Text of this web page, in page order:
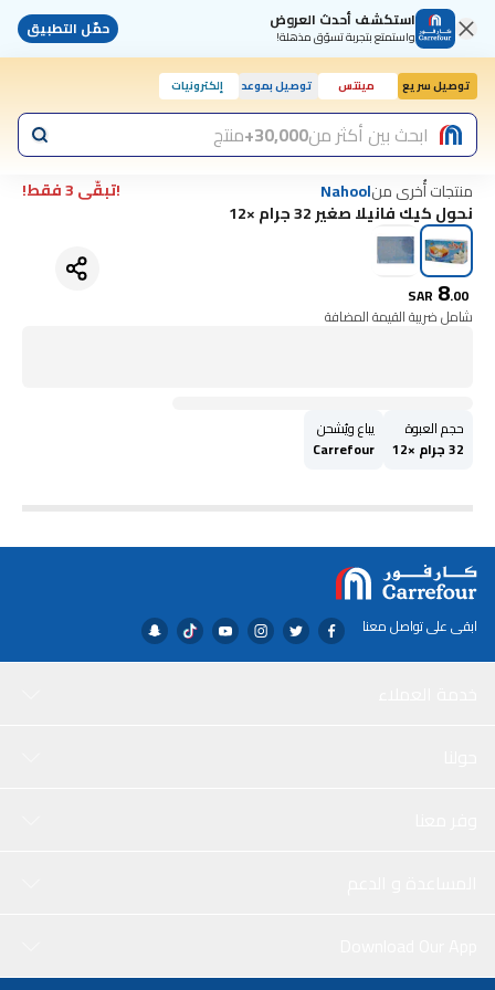
استكشف أحدث العروض
واستمتع بتجربة تسوّق مذهلة! حمّل التطبيق
توصيل سريع مينتس توصيل بموعد إلكترونيات
ابحث بين أكثر من30,000+ منتج
منتجات أُخرى منNahool
!تبقّى 3 فقط!
نحول كيك فانيلا صغير 32 جرام ×12
SAR 8.00
شامل ضريبة القيمة المضافة
حجم العبوة
32 جرام ×12
يباع ويُشحن
Carrefour
ابقى على تواصل معنا